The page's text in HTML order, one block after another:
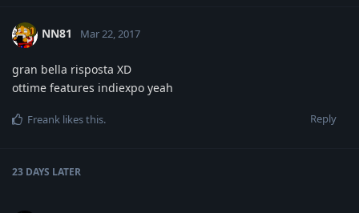
NN81 Mar 22, 2017
gran bella risposta XD
ottime features indiexpo yeah
Reply
Freank likes this.
23 DAYS LATER